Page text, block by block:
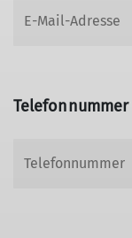
Telefonnummer